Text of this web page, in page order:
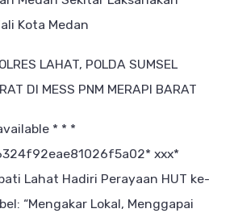
Kota Medan
LAHAT, POLDA SUMSEL
DI MESS PNM MERAPI BARAT
* * *
ххх*
Lahat Hadiri Perayaan HUT ke-
“Mengakar Lokal, Menggapai